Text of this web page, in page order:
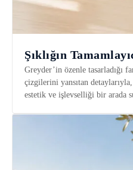
Şıklığın
Greyder’in özenle tasarladığı
çizgilerini yansıtan
estetik ve işlevselliği bir arada